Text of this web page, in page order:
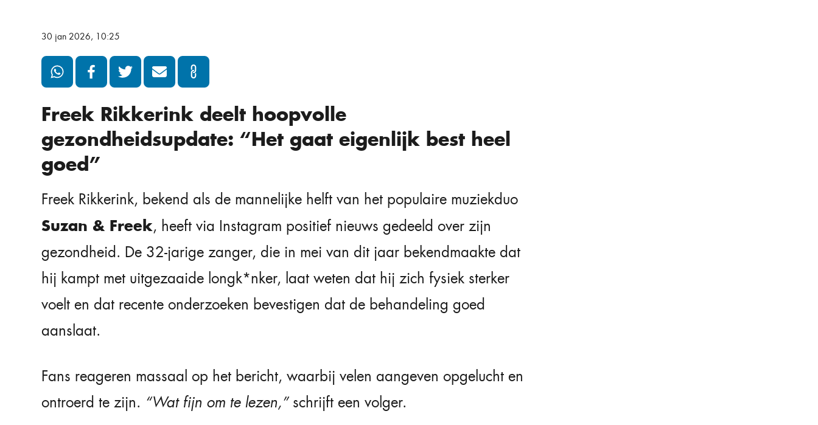
30 jan 2026, 10:25
Freek Rikkerink deelt hoopvolle
gezondheidsupdate: “Het gaat eigenlijk best heel
goed”
Freek Rikkerink, bekend als de mannelijke helft van het populaire muziekduo
Suzan & Freek, heeft via Instagram positief nieuws gedeeld over zijn
gezondheid. De 32-jarige zanger, die in mei van dit jaar bekendmaakte dat
hij kampt met uitgezaaide longk*nker, laat weten dat hij zich fysiek sterker
voelt en dat recente onderzoeken bevestigen dat de behandeling goed
aanslaat.
Fans reageren massaal op het bericht, waarbij velen aangeven opgelucht en
ontroerd te zijn. “Wat fijn om te lezen,”schrijft een volger.